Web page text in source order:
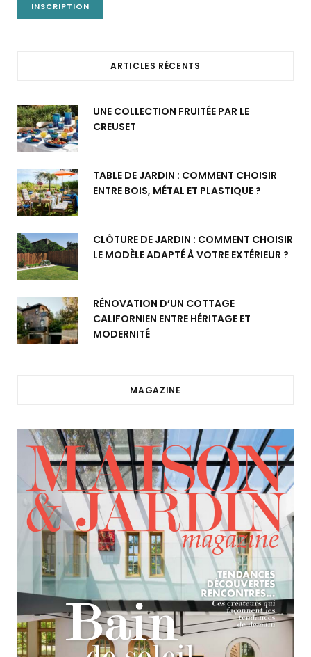
ARTICLES RÉCENTS
UNE COLLECTION FRUITÉE PAR LE
CREUSET
TABLE DE JARDIN : COMMENT CHOISIR
ENTRE BOIS, MÉTAL ET PLASTIQUE ?
CLÔTURE DE JARDIN : COMMENT CHOISIR
LE MODÈLE ADAPTÉ À VOTRE EXTÉRIEUR ?
RÉNOVATION D’UN COTTAGE
CALIFORNIEN ENTRE HÉRITAGE ET
MODERNITÉ
MAGAZINE